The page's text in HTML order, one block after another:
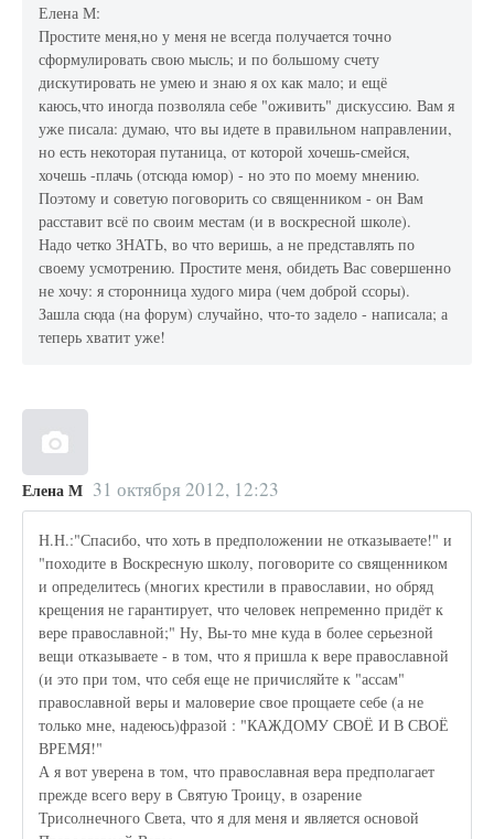
Елена М:
Простите меня,но у меня не всегда получается точно
сформулировать свою мысль; и по большому счету
дискутировать не умею и знаю я ох как мало; и ещё
каюсь,что иногда позволяла себе "оживить" дискуссию. Вам я
уже писала: думаю, что вы идете в правильном направлении,
но есть некоторая путаница, от которой хочешь-смейся,
хочешь -плачь (отсюда юмор) - но это по моему мнению.
Поэтому и советую поговорить со священником - он Вам
расставит всё по своим местам (и в воскресной школе).
Надо четко ЗНАТЬ, во что веришь, а не представлять по
своему усмотрению. Простите меня, обидеть Вас совершенно
не хочу: я сторонница худого мира (чем доброй ссоры).
Зашла сюда (на форум) случайно, что-то задело - написала; а
теперь хватит уже!
Елена М 31 октября 2012, 12:23
Н.Н.:"Спасибо, что хоть в предположении не отказываете!" и
"походите в Воскресную школу, поговорите со священником
и определитесь (многих крестили в православии, но обряд
крещения не гарантирует, что человек непременно придёт к
вере православной;" Ну, Вы-то мне куда в более серьезной
вещи отказываете - в том, что я пришла к вере православной
(и это при том, что себя еще не причисляйте к "ассам"
православной веры и маловерие свое прощаете себе (а не
только мне, надеюсь)фразой : "КАЖДОМУ СВОЁ И В СВОЁ
ВРЕМЯ!"
А я вот уверена в том, что православная вера предполагает
прежде всего веру в Святую Троицу, в озарение
Трисолнечного Света, что я для меня и является основой